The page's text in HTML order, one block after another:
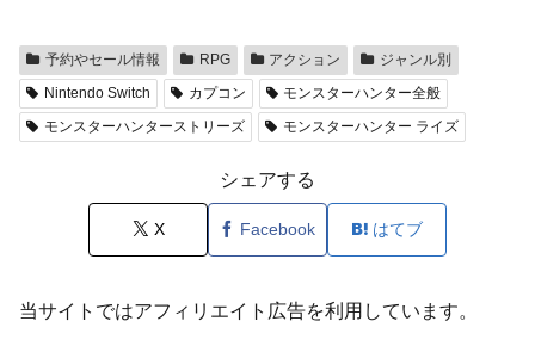
予約やセール情報 RPG アクション
ジャンル別
Nintendo Switch
カプコン
モンスターハンター全般
モンスターハンターストリーズ
モンスターハンター ライズ
シェアする
X Facebook はてブ
当サイトではアフィリエイト広告を利用しています。